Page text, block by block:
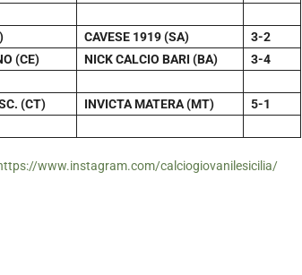
CAVESE 1919 (SA)
3-2
(CE) NICK CALCIO BARI (BA) 3-4
(CT) INVICTA MATERA (MT) 5-1
www.instagram.com/calciogiovanilesicilia/